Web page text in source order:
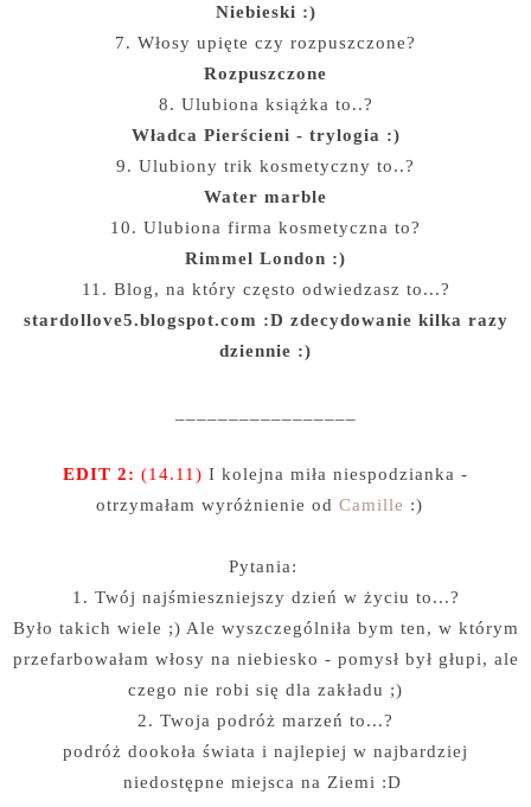
Niebieski :)
7. Włosy upięte czy rozpuszczone?
Rozpuszczone
8. Ulubiona książka to..?
Władca Pierścieni - trylogia :)
9. Ulubiony trik kosmetyczny to..?
Water marble
10. Ulubiona firma kosmetyczna to?
Rimmel London :)
11. Blog, na który często odwiedzasz to...?
stardollove5.blogspot.com :D zdecydowanie kilka razy
dziennie :)
EDIT 2: (14.11) I kolejna miła niespodzianka -
otrzymałam wyróżnienie od Camille :)
Pytania:
1. Twój najśmieszniejszy dzień w życiu to...?
Było takich wiele ;) Ale wyszczególniła bym ten, w którym
przefarbowałam włosy na niebiesko - pomysł był głupi, ale
czego nie robi się dla zakładu ;)
2. Twoja podróż marzeń to...?
podróż dookoła świata i najlepiej w najbardziej
niedostępne miejsca na Ziemi :D